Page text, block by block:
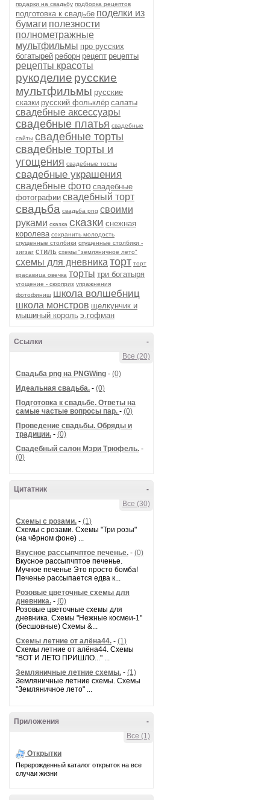
подарки на свадьбу подборка рецептов
подготовка к свадьбе поделки из
бумаги полезности
полнометражные
мультфильмы про русских
богатырей реборн рецепт рецепты
рецепты красоты
рукоделие русские
мультфильмы русские
сказки русский фольклёр салаты
свадебные аксессуары
свадебные платья свадебные
сайты свадебные торты
свадебные торты и
угощения свадебные тосты
свадебные украшения
свадебные фото свадебные
фотографии свадебный торт
свадьба свадьба png своими
руками сказка сказки снежная
королева сохранить молодость
спущенные столбики спущенные столбики -
зигзаг стиль схемы "земляничное лето"
схемы для дневника торт торт
красавица овечка торты три богатыря
угощение - сюрприз упражнения
фотофиниш школа волшебниц
школа монстров щелкунчик и
мышиный король э.гофман
-
Ссылки
Все (20)
Cвадьба png на PNGWing - (0)
Идеальная свадьба. - (0)
Подготовка к свадьбе. Ответы на
самые частые вопросы пар. - (0)
Проведение свадьбы. Обряды и
традиции. - (0)
Свадебный салон Мэри Трюфель. -
(0)
-
Цитатник
Все (30)
Схемы с розами. - (1)
Схемы с розами. Схемы "Три розы"
(на чёрном фоне) ...
Вкусное рассыпчптое печенье. - (0)
Вкусное рассыпчптое печенье.
Мучное печенье Это просто бомба!
Печенье рассыпается едва к...
Розовые цветочные схемы для
дневника. - (0)
Розовые цветочные схемы для
дневника. Схемы "Нежные космеи-1"
(бесшовные) Схемы &...
Схемы летние от алёна44. - (1)
Схемы летние от алёна44. Схемы
"ВОТ И ЛЕТО ПРИШЛО..." ...
Земляничные летние схемы. - (1)
Земляничные летние схемы. Схемы
"Земляничное лето" ...
-
Приложения
Все (1)
Открытки
Перерожденный каталог открыток на все
случаи жизни